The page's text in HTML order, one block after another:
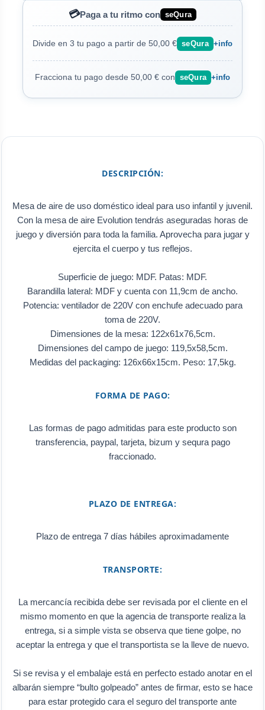
💳Paga a tu ritmo con seQura
Divide en 3 tu pago a partir de 50,00 € seQura +info
Fracciona tu pago desde 50,00 € con seQura +info
DESCRIPCIÓN:
Mesa de aire de uso doméstico ideal para uso infantil y juvenil.
Con la mesa de aire Evolution tendrás aseguradas horas de
juego y diversión para toda la familia. Aprovecha para jugar y
ejercita el cuerpo y tus reflejos.
Superficie de juego: MDF. Patas: MDF.
Barandilla lateral: MDF y cuenta con 11,9cm de ancho.
Potencia: ventilador de 220V con enchufe adecuado para
toma de 220V.
Dimensiones de la mesa: 122x61x76,5cm.
Dimensiones del campo de juego: 119,5x58,5cm.
Medidas del packaging: 126x66x15cm. Peso: 17,5kg.
FORMA DE PAGO:
Las formas de pago admitidas para este producto son
transferencia, paypal, tarjeta, bizum y sequra pago
fraccionado.
PLAZO DE ENTREGA:
Plazo de entrega 7 días hábiles aproximadamente
TRANSPORTE:
La mercancía recibida debe ser revisada por el cliente en el
mismo momento en que la agencia de transporte realiza la
entrega, si a simple vista se observa que tiene golpe, no
aceptar la entrega y que el transportista se la lleve de nuevo.
Si se revisa y el embalaje está en perfecto estado anotar en el
albarán siempre “bulto golpeado” antes de firmar, esto se hace
para estar protegido cara el seguro del transporte ante